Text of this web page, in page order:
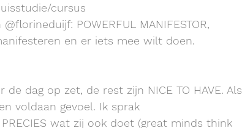
cursus
POWERFUL MANIFESTOR,
en er iets mee wilt doen.
de dag op zet, de rest zijn NICE TO HAVE. Als
voldaan gevoel. Ik sprak
wat zij ook doet (great minds think